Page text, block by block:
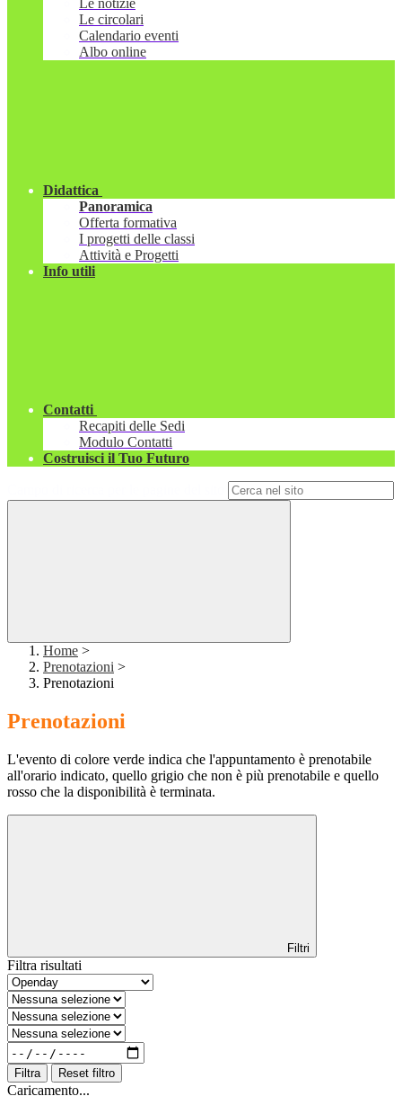
Le notizie
Le circolari
Calendario eventi
Albo online
Didattica
Panoramica
Offerta formativa
I progetti delle classi
Attività e Progetti
Info utili
Contatti
Recapiti delle Sedi
Modulo Contatti
Costruisci il Tuo Futuro
Home >
Prenotazioni >
Prenotazioni
Prenotazioni
L'evento di colore verde indica che l'appuntamento è prenotabile
all'orario indicato, quello grigio che non è più prenotabile e quello
rosso che la disponibilità è terminata.
Filtri
Filtra risultati
Filtra Reset filtro
Caricamento...